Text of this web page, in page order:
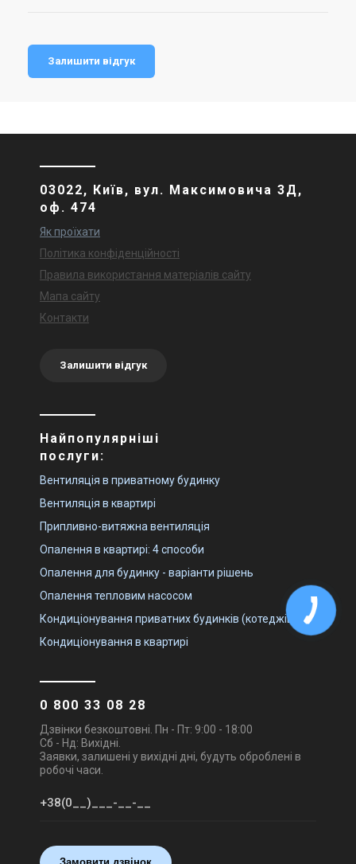
Залишити відгук
03022, Київ, вул. Максимовича 3Д,
оф. 474
Як проїхати
Політика конфіденційності
Правила використання матеріалів сайту
Мапа сайту
Контакти
Залишити відгук
Найпопулярніші
послуги:
Вентиляція в приватному будинку
Вентиляція в квартирі
Припливно-витяжна вентиляція
Опалення в квартирі: 4 способи
Опалення для будинку - варіанти рішень
Опалення тепловим насосом
Кондиціонування приватних будинків (котеджів)
Кондиціонування в квартирі
0 800 33 08 28
Дзвінки безкоштовні. Пн - Пт: 9:00 - 18:00
Сб - Нд: Вихідні.
Заявки, залишені у вихідні дні, будуть оброблені в
робочі часи.